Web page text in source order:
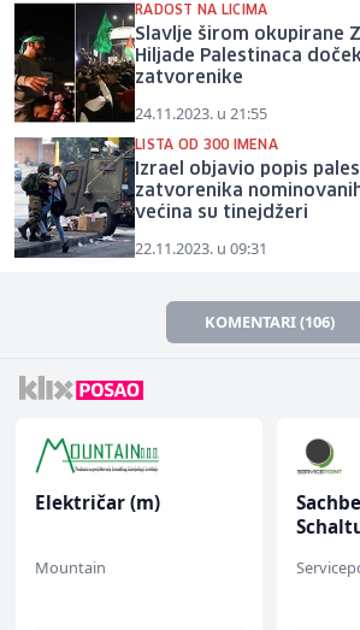
RADOST NA LICIMA
Slavlje širom okupirane
Hiljade Palestinaca
zatvorenike
24.11.2023. u 21:55
LISTA OD 300 IMENA
Izrael objavio popis
zatvorenika
većina su tinejdžeri
22.11.2023. u 09:31
KOMENTARI (106)
Električar (m)
Mountain